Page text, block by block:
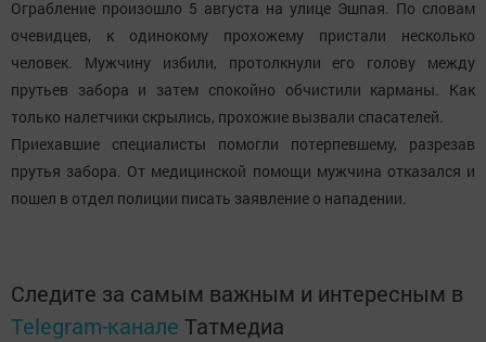
Ограбление произошло 5 августа на улице Эшпая. По словам
очевидцев, к одинокому прохожему пристали несколько
человек. Мужчину избили, протолкнули его голову между
прутьев забора и затем спокойно обчистили карманы. Как
только налетчики скрылись, прохожие вызвали спасателей.
Приехавшие специалисты помогли потерпевшему, разрезав
прутья забора. От медицинской помощи мужчина отказался и
пошел в отдел полиции писать заявление о нападении.
Следите за самым важным и интересным в
Telegram-канале Татмедиа